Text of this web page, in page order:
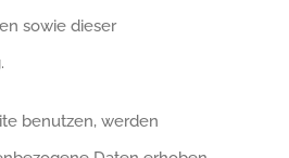
sowie dieser
benutzen, werden